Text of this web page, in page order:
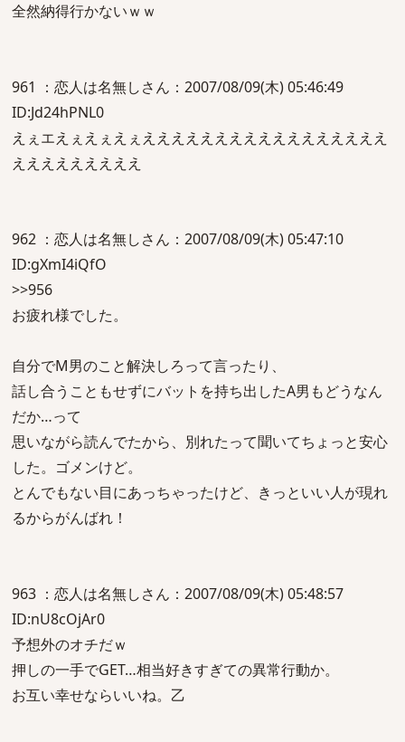
全然納得行かないｗｗ
961 ：恋人は名無しさん：2007/08/09(木) 05:46:49
ID:Jd24hPNL0
えぇエえぇえぇえぇえええええええええええええええええ
えええええええええ
962 ：恋人は名無しさん：2007/08/09(木) 05:47:10
ID:gXmI4iQfO
>>956
お疲れ様でした。
自分でM男のこと解決しろって言ったり、
話し合うこともせずにバットを持ち出したA男もどうなん
だか…って
思いながら読んでたから、別れたって聞いてちょっと安心
した。ゴメンけど。
とんでもない目にあっちゃったけど、きっといい人が現れ
るからがんばれ！
963 ：恋人は名無しさん：2007/08/09(木) 05:48:57
ID:nU8cOjAr0
予想外のオチだｗ
押しの一手でGET…相当好きすぎての異常行動か。
お互い幸せならいいね。乙